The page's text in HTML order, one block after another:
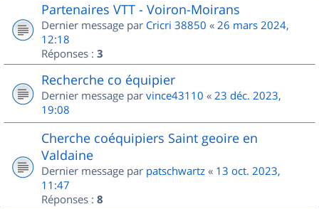
Partenaires VTT - Voiron-Moirans
Dernier message par Cricri 38850 « 26 mars 2024,
12:18
Réponses : 3
Recherche co équipier
Dernier message par vince43110 « 23 déc. 2023,
19:08
Cherche coéquipiers Saint geoire en
Valdaine
Dernier message par patschwartz « 13 oct. 2023,
11:47
Réponses : 8